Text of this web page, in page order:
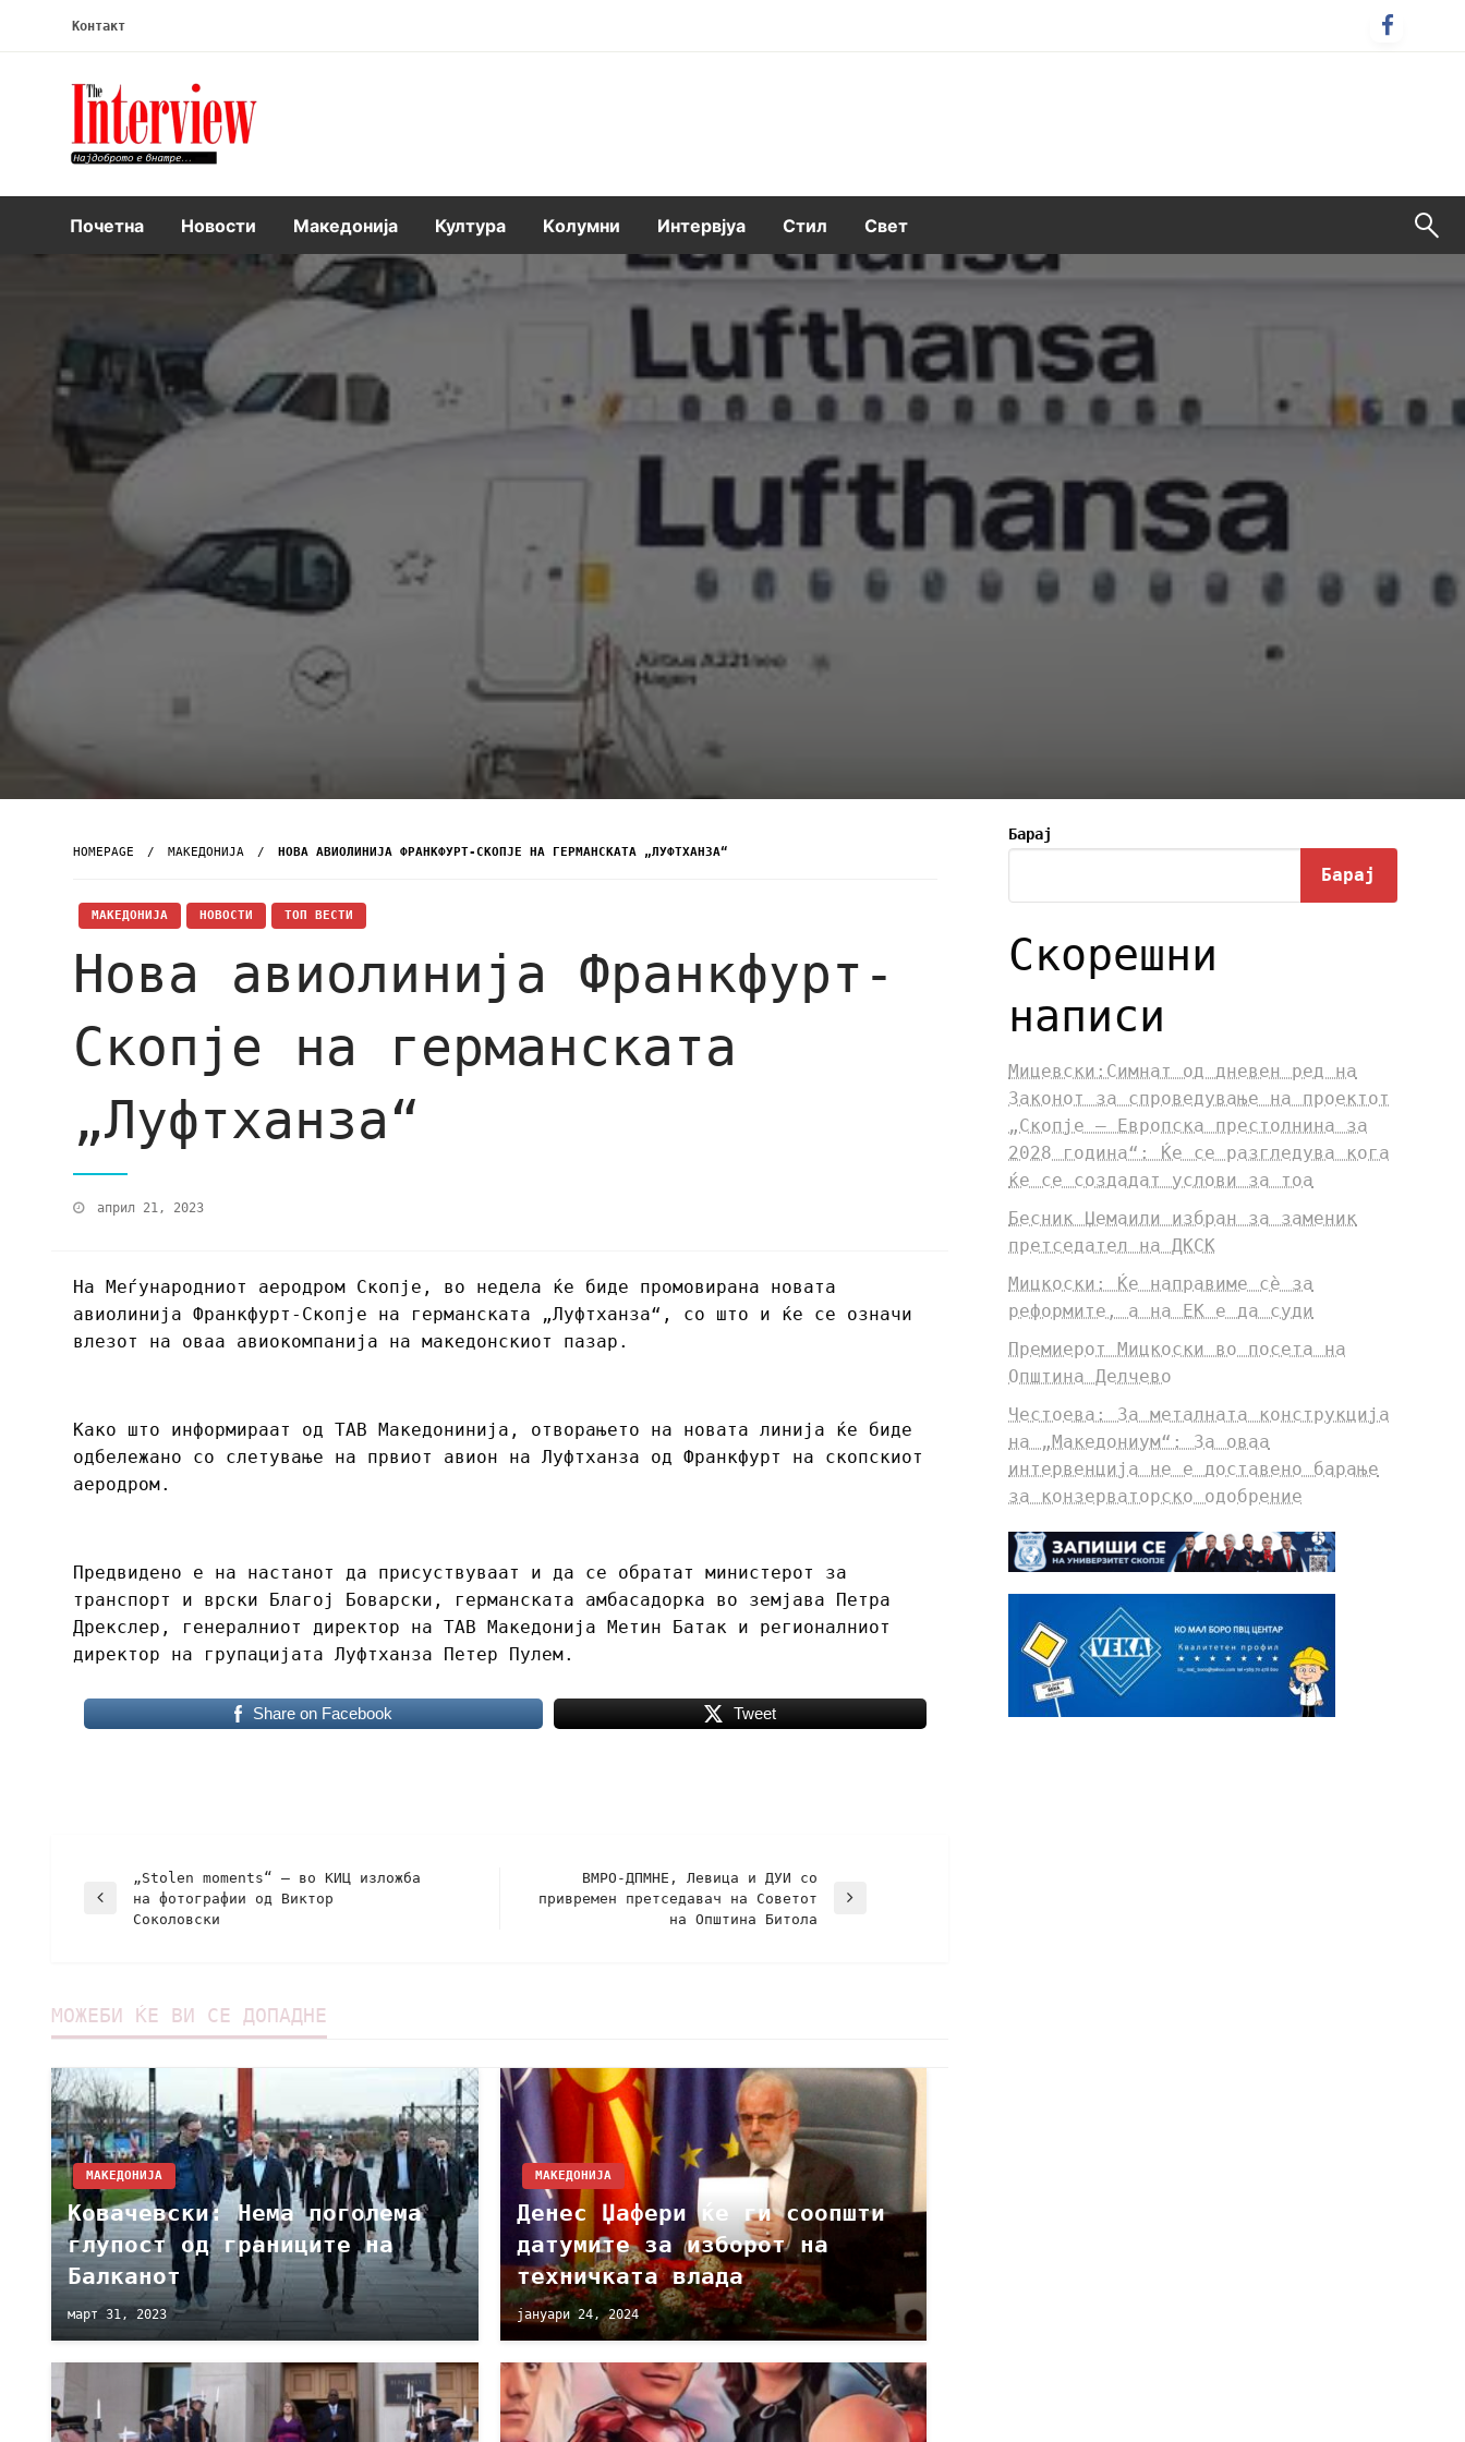
Контакт
Интервју
Почетна Новости Македонија Култура Kолумни Интервјуа Стил Свет
HOMEPAGE МАКЕДОНИЈА НОВА АВИОЛИНИЈА ФРАНКФУРТ-СКОПЈЕ НА ГЕРМАНСКАТА „ЛУФТХАНЗА“
МАКЕДОНИЈА НОВОСТИ ТОП ВЕСТИ
Нова авиолинија Франкфурт-
Скопје на германската
„Луфтханза“
април 21, 2023
На Меѓународниот aеродром Скопје, во недела ќе биде промовирана новата
авиолинија Франкфурт-Скопје на германската „Луфтханза“, со што и ќе се означи
влезот на оваа авиокомпанија на македонскиот пазар.
Како што информираат од ТАВ Македонинија, отворањето на новата линија ќе биде
одбележано со слетување на првиот авион на Луфтханза од Франкфурт на скопскиот
аеродром.
Предвидено е на настанот да присуствуваат и да се обратат министерот за
транспорт и врски Благој Боварски, германската амбасадорка во земјава Петра
Дрекслер, генералниот директор на ТАВ Македонија Метин Батак и регионалниот
директор на групацијата Луфтханза Петер Пулем.
Share on Facebook Tweet
„Stolen moments“ – во КИЦ изложба
на фотографии од Виктор
Соколовски
ВМРО-ДПМНЕ, Левица и ДУИ со
привремен претседавач на Советот
на Општина Битола
МОЖЕБИ ЌЕ ВИ СЕ ДОПАДНЕ
МАКЕДОНИЈА
Ковачевски: Нема поголема
глупост од границите на
Балканот
март 31, 2023
МАКЕДОНИЈА
Денес Џафери ќе ги соопшти
датумите за изборот на
техничката влада
јануари 24, 2024
Барај
Барај
Скорешни
написи
Мицевски:Симнат од дневен ред на
Законот за спроведување на проектот
„Скопје – Европска престолнина за
2028 година“: Ќе се разгледува кога
ќе се создадат услови за тоа
Бесник Џемаили избран за заменик
претседател на ДКСК
Мицкоски: Ќе направиме сè за
реформите, а на ЕК е да суди
Премиерот Мицкоски во посета на
Општина Делчево
Честоева: За металната конструкција
на „Македониум“: За оваа
интервенција не е доставено барање
за конзерваторско одобрение